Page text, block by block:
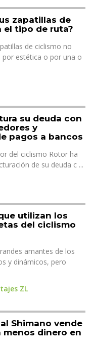
zapatillas de
el tipo de ruta?
de ciclismo no
por estética o por una o
su deuda con
y
pagos a bancos
del ciclismo Rotor ha
de su deuda c ...
utilizan los
del ciclismo
amantes de los
y dinámicos, pero
ZL
Shimano vende
menos dinero en